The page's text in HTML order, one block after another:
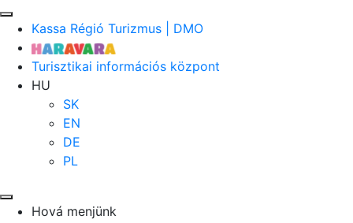
Kassa Régió Turizmus | DMO
Turisztikai információs központ
HU
SK
EN
DE
PL
Hová menjünk